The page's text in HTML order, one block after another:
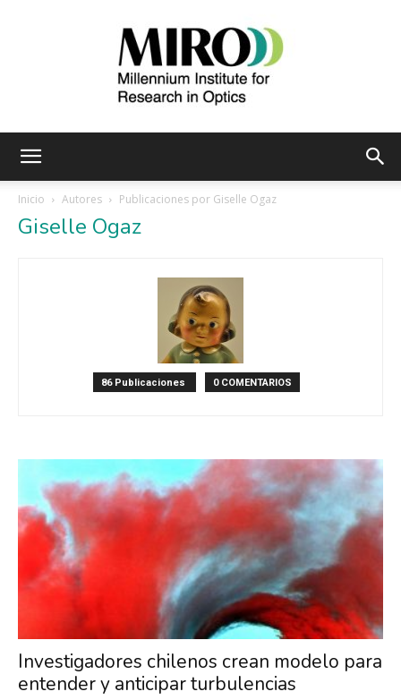
de
Óptica,
MIRO
Inicio Autores Publicaciones por Giselle Ogaz
Giselle Ogaz
86 Publicaciones 0 COMENTARIOS
Investigadores chilenos crean modelo para
entender y anticipar turbulencias